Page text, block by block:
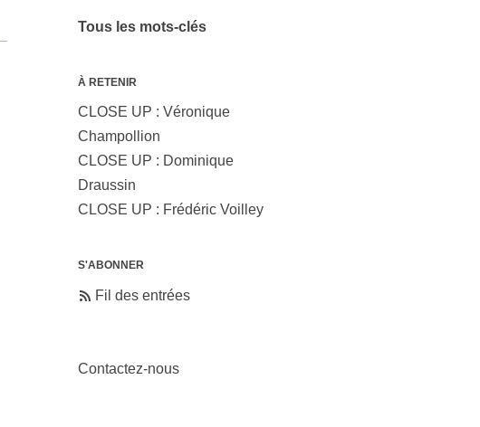
Tous les mots-clés
À RETENIR
CLOSE UP : Véronique
Champollion
CLOSE UP : Dominique
Draussin
CLOSE UP : Frédéric Voilley
S'ABONNER
Fil des entrées
Contactez-nous